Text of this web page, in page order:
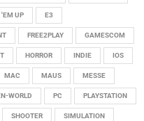
'EM UP E3
FREE2PLAY GAMESCOM
HORROR INDIE IOS
MAC MAUS MESSE
WORLD PC PLAYSTATION
SHOOTER SIMULATION